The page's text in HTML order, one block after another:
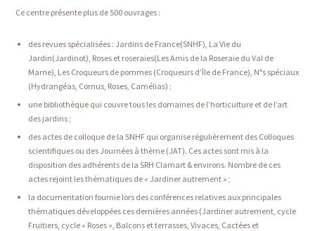
Ce centre présente plus de 500 ouvrages :
des revues spécialisées : Jardins de France(SNHF), La Vie du
Jardin(Jardinot), Roses et roseraies(Les Amis de la Roseraie du Val de
Marne), Les Croqueurs de pommes (Croqueurs d’Île de France), N°s spéciaux
(Hydrangéas, Cornus, Roses, Camélias) ;
une bibliothèque qui couvre tous les domaines de l’horticulture et de l’art
des jardins ;
des actes de colloque de la SNHF qui organise régulièrement des Colloques
scientifiques ou des Journées à thème (JAT). Ces actes sont mis à la
disposition des adhérents de la SRH Clamart & environs. Nombre de ces
actes rejoint les thématiques de « Jardiner autrement » ;
la documentation fournie lors des conférences relatives aux principales
thématiques développées ces dernières années (Jardiner autrement, cycle
Fruitiers, cycle « Roses », Balcons et terrasses, Vivaces, Cactées et